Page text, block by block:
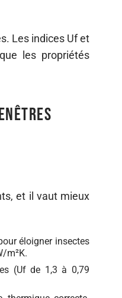
Les indices Uf et
les propriétés
et il vaut mieux
éloigner insectes
m²K.
(Uf de 1,3 à 0,79